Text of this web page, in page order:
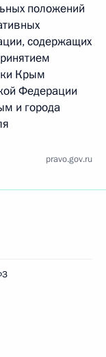
положений
содержащих
Крым
Федерации
и города
pravo.gov.ru